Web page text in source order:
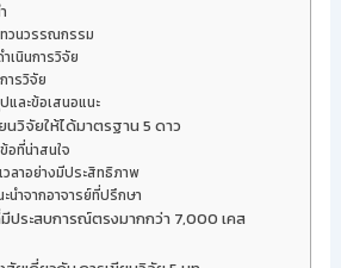
วนวรรณกรรม
เนินการวิจัย
ารวิจัย
ละข้อเสนอแนะ
นวิจัยให้ได้มาตรฐาน 5 ดาว
อที่น่าสนใจ
วลาอย่างมีประสิทธิภาพ
นำจากอาจารย์ที่ปรึกษา
ประสบการณ์ตรงมากกว่า 7,000 เคส